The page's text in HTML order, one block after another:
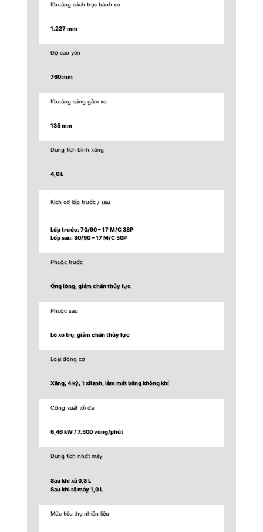
Khoảng cách trục bánh xe
1.227 mm
Độ cao yên
760 mm
Khoảng sáng gầm xe
135 mm
Dung tích bình xăng
4,0 L
Kích cỡ lốp trước / sau
Lốp trước: 70/90 – 17 M/C 38P
Lốp sau: 80/90 – 17 M/C 50P
Phuộc trước
Ống lồng, giảm chấn thủy lực
Phuộc sau
Lò xo trụ, giảm chấn thủy lực
Loại động cơ
Xăng, 4 kỳ, 1 xilanh, làm mát bằng không khí
Công suất tối đa
6,46 kW / 7.500 vòng/phút
Dung tích nhớt máy
Sau khi xả 0,8 L
Sau khi rã máy 1,0 L
Mức tiêu thụ nhiên liệu